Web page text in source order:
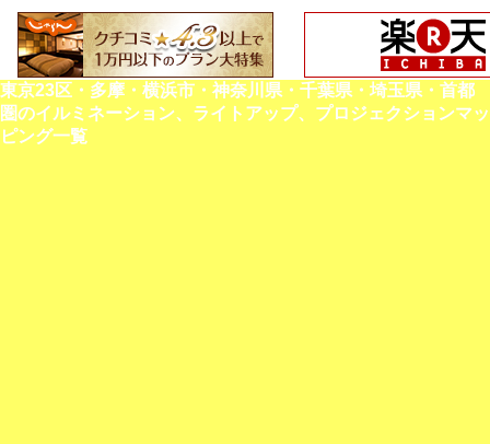
東京23区・多摩・横浜市・神奈川県・千葉県・埼玉県・首都
圏のイルミネーション、ライトアップ、プロジェクションマッ
ピング一覧